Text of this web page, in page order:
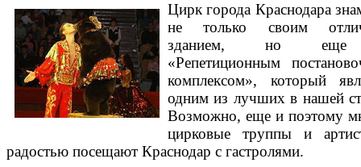
Цирк города Краснодара
не только своим
зданием, но
«Репетиционным
комплексом», который
одним из лучших в нашей
Возможно, еще и поэтому
цирковые труппы и
радостью посещают Краснодар с гастролями.